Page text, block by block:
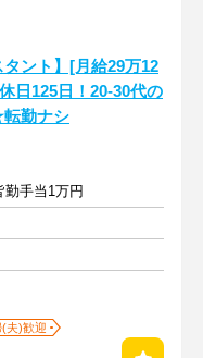
タント】[月給29万12
日125日！20-30代の
勤ナシ
勤手当1万円
夫)歓迎